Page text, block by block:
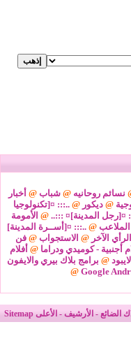
نسائم روحانيه @شباب @ أخبار
@ديكور @..::: ¤[تكنولوجيا
¤[رجل المدينة]¤ :::.. @ الأمومة
@ ..::: ¤[أســرة المدينة]
الآخر @ الاستجواب @ فن
أجنبية - كوميدي ودراما @ أفلام
@ برامج بلاك بيري والايفون
Google
@
الضائع - الأرشيف - الأعلى Sitemap